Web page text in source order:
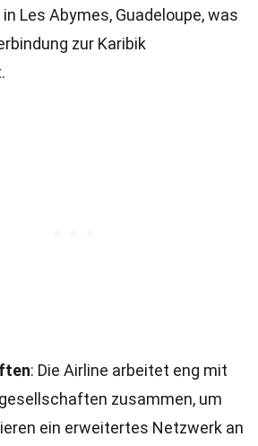
Les Abymes, Guadeloupe, was
zur Karibik
: Die Airline arbeitet eng mit
zusammen, um
ein erweitertes Netzwerk an